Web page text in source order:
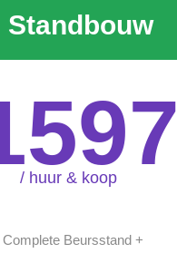
Standbouw
/ huur & koop
Complete Beursstand +